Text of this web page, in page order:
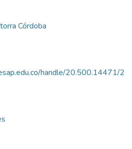
Córdoba
handle/20.500.14471/2